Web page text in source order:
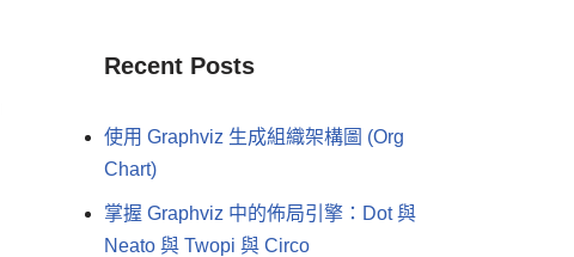
Recent Posts
使用 Graphviz 生成組織架構圖 (Org
Chart)
掌握 Graphviz 中的佈局引擎：Dot 與
Neato 與 Twopi 與 Circo